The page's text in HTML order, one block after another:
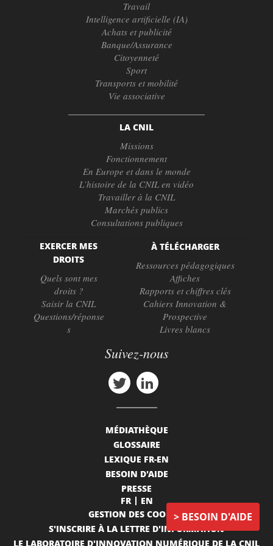
BESOIN D'AIDE
Travail
Intelligence artificielle (IA)
Achats et publicité
Banque/Assurance
Citoyenneté
Sport
Transports et mobilité
Vie associative
LA CNIL
Missions
Fonctionnement
En Europe et dans le monde
L’histoire de la CNIL en vidéo
Travailler à la CNIL
Marchés publics
Consultations publiques
EXERCER MES
DROITS
Quels sont mes
droits ?
Saisir la CNIL
Questions/réponse
s
À TÉLÉCHARGER
Ressources pédagogiques
Affiches
Rapports et chiffres clés
Cahiers Innovation &
Prospective
Livres blancs
Suivez-nous
MÉDIATHÈQUE
GLOSSAIRE
LEXIQUE FR-EN
BESOIN D'AIDE
PRESSE
FR
EN
GESTION DES COOKIES
S'INSCRIRE À LA LETTRE D'INFORMATION
LE LABORATOIRE D'INNOVATION NUMÉRIQUE DE LA CNIL